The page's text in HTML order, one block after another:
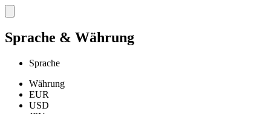
Sprache & Währung
Sprache
Währung
EUR
USD